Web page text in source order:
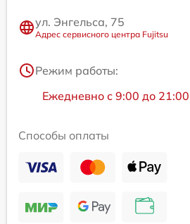
ул. Энгельса, 75
Адрес сервисного центра Fujitsu
Режим работы:
Ежедневно с 9:00 до 21:00
Способы оплаты